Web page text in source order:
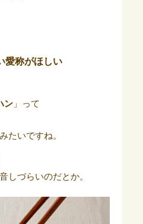
愛称がほしい
ン」って
たいですね。
しづらいのだとか。